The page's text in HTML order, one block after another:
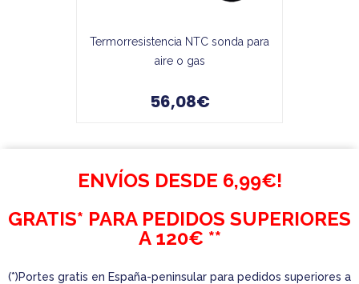
Termorresistencia NTC sonda para
aire o gas
56,08€
ENVÍOS DESDE 6,99€!
GRATIS* PARA PEDIDOS SUPERIORES
A 120€ **
(*)Portes gratis en España-peninsular para pedidos superiores a